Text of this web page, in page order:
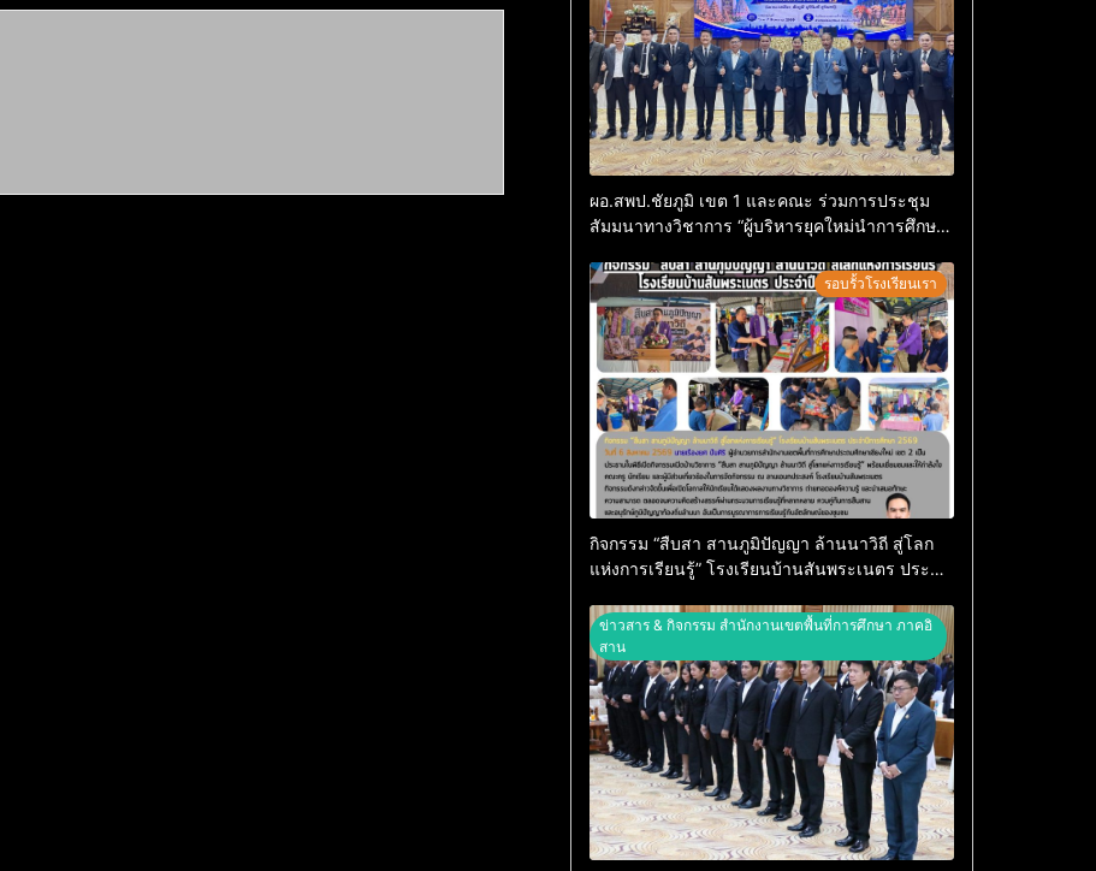
ผอ.สพป.ชัยภูมิ เขต 1 และคณะ ร่วมการประชุม
สัมมนาทางวิชาการ “ผู้บริหารยุคใหม่นำการศึกษา
รอบรั้วโรงเรียนเรา
กิจกรรม “สืบสา สานภูมิปัญญา ล้านนาวิถี สู่โลก
แห่งการเรียนรู้” โรงเรียนบ้านสันพระเนตร ประจำ
ข่าวสาร & กิจกรรม สำนักงานเขตพื้นที่การศึกษา ภาคอิ
สาน